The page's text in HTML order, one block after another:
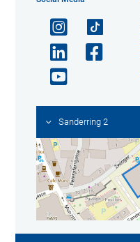
Sanderring 2